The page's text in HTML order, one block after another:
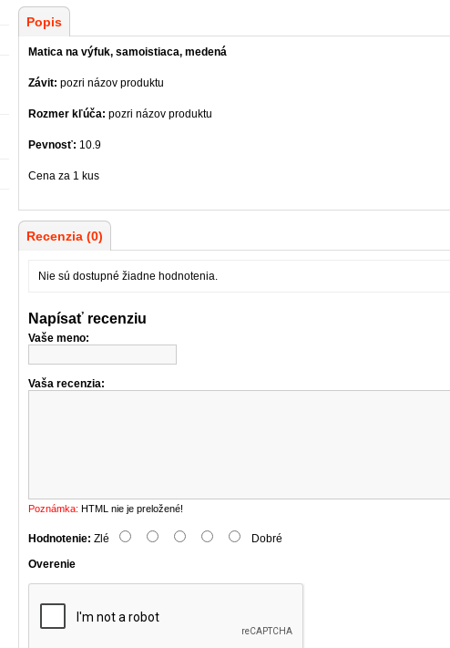
Popis
Matica na výfuk, samoistiaca, medená
Závit: pozri názov produktu
Rozmer kľúča: pozri názov produktu
Pevnosť: 10.9
Cena za 1 kus
Recenzia (0)
Nie sú dostupné žiadne hodnotenia.
Napísať recenziu
Vaše meno:
Vaša recenzia:
Poznámka: HTML nie je preložené!
Hodnotenie: Zlé
Dobré
Overenie